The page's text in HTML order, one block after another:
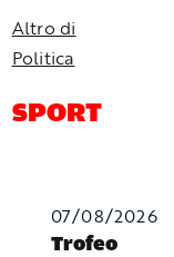
Altro di
Politica
SPORT
07/08/2026
Trofeo